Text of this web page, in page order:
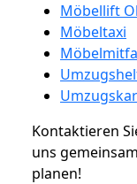
Möbellift
Möbeltaxi
Kontaktieren
uns
planen!